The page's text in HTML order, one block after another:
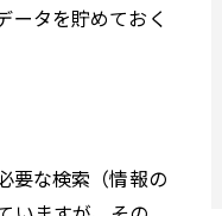
ータを貯めておく
要な検索（情報の